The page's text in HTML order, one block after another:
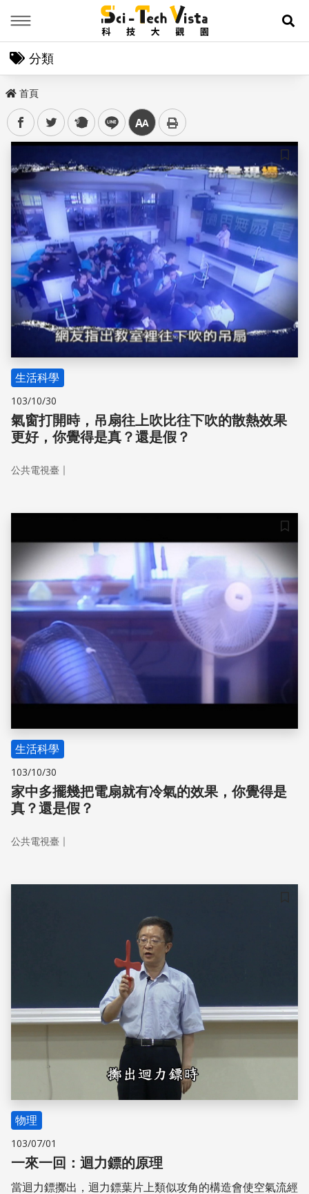
展
分類
首頁
facebooktwitter plurk line 中
儲存
生活科學
103/10/30
氣窗打開時，吊扇往上吹比往下吹的散熱效果
更好，你覺得是真？還是假？
公共電視臺 ｜
儲存
生活科學
103/10/30
家中多擺幾把電扇就有冷氣的效果，你覺得是
真？還是假？
公共電視臺 ｜
儲存
物理
103/07/01
一來一回：迴力鏢的原理
當迴力鏢擲出，迴力鏢葉片上類似攻角的構造會使空氣流經